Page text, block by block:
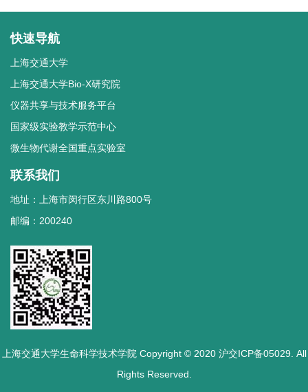
快速导航
上海交通大学
上海交通大学Bio-X研究院
仪器共享与技术服务平台
国家级实验教学示范中心
微生物代谢全国重点实验室
联系我们
地址：上海市闵行区东川路800号
邮编：200240
上海交通大学生命科学技术学院 Copyright © 2020 沪交ICP备05029. All
Rights Reserved.